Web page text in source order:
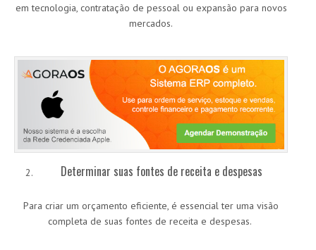
em tecnologia, contratação de pessoal ou expansão para novos
mercados.
Determinar suas fontes de receita e despesas
Para criar um orçamento eficiente, é essencial ter uma visão
completa de suas fontes de receita e despesas.